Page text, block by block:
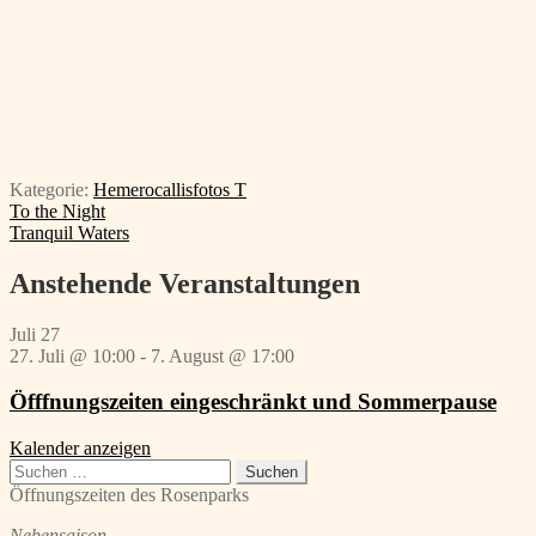
Kategorie: Hemerocallisfotos T
Beitragsnavigation
Vorheriger
Beitrag:
To the Night
Nächster
Tranquil Waters
Anstehende Veranstaltungen
Juli 27
27. Juli @ 10:00 - 7. August @ 17:00
Öfffnungszeiten eingeschränkt und Sommerpause
Kalender anzeigen
Suchen
nach:
Öffnungszeiten des Rosenparks